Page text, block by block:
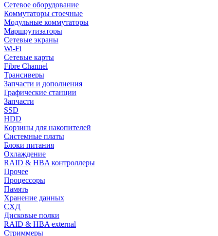
Сетевое оборудование
Коммутаторы стоечные
Модульные коммутаторы
Маршрутизаторы
Сетевые экраны
Wi-Fi
Сетевые карты
Fibre Channel
Трансиверы
Запчасти и дополнения
Графические станции
Запчасти
SSD
HDD
Корзины для накопителей
Системные платы
Блоки питания
Охлаждение
RAID & HBA контроллеры
Прочее
Процессоры
Память
Хранение данных
СХД
Дисковые полки
RAID & HBA external
Стриммеры